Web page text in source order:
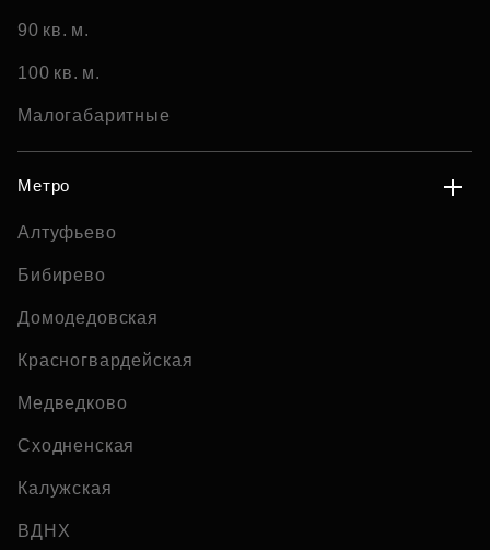
90 кв. м.
100 кв. м.
Малогабаритные
Метро
Алтуфьево
Бибирево
Домодедовская
Красногвардейская
Медведково
Сходненская
Калужская
ВДНХ